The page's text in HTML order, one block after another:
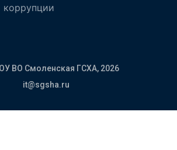
коррупции
ВО Смоленская ГСХА, 2026
it@sgsha.ru